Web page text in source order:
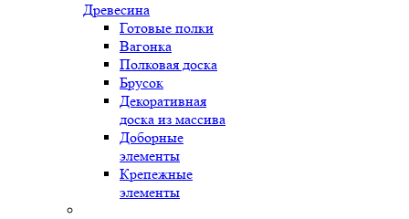
Древесина
Готовые полки
Вагонка
Полковая доска
Брусок
Декоративная
доска из массива
Доборные
элементы
Крепежные
элементы